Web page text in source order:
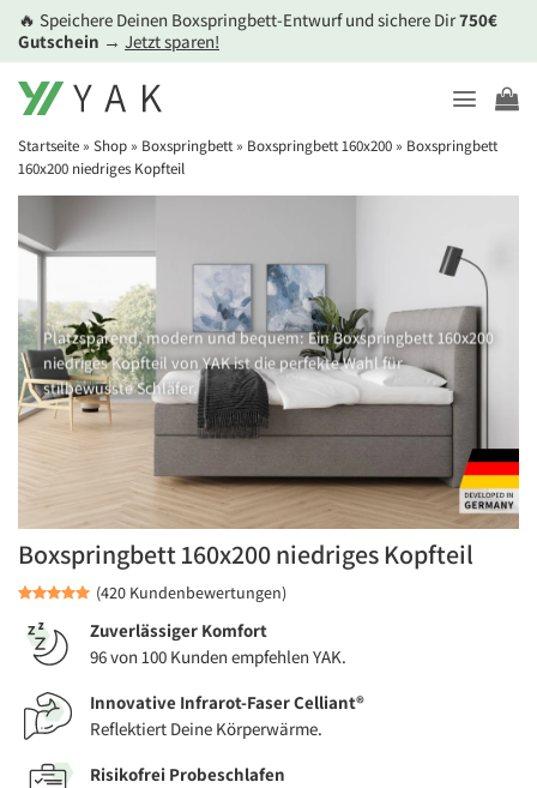
Zum
Inhalt
springen
🔥 Speichere Deinen Boxspringbett-Entwurf und sichere Dir750€
Gutschein → Jetzt sparen!
Boxspringbett 160x200 niedriges Kopfteil
(420 Kundenbewertungen)
Zuverlässiger Komfort
96 von 100 Kunden empfehlen YAK.
Innovative Infrarot-Faser Celliant®
Reflektiert Deine Körperwärme.
Risikofrei Probeschlafen
Startseite » Shop » Boxspringbett» Boxspringbett 160x200 » Boxspringbett
160x200 niedriges Kopfteil
Platzsparend, modern und bequem: Ein Boxspringbett 160x200
niedriges Kopfteil von YAK ist die perfekte Wahl für
stilbewusste Schläfer.